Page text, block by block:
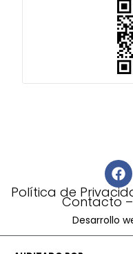
Política de
Contacto
Desarrollo